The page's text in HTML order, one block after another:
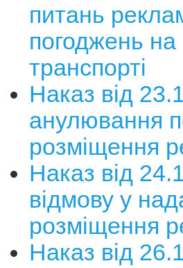
питань
погоджень
транспорті
Наказ від
анулювання
розміщення
Наказ від
відмову у
розміщення
Наказ від